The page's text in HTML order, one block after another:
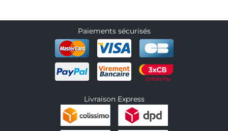
Paiements sécurisés
Livraison Express